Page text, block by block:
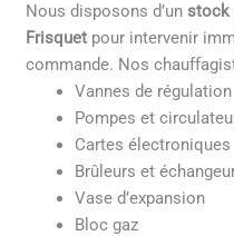
Nous disposons d’unstock
Frisquet pour intervenir
commande. Nos
Vannes de régulation
Pompes et
Cartes électroniques
Brûleurs et
Vase d’expansion
Bloc gaz